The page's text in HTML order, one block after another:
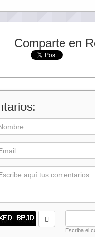
Comparte en
Escriba el